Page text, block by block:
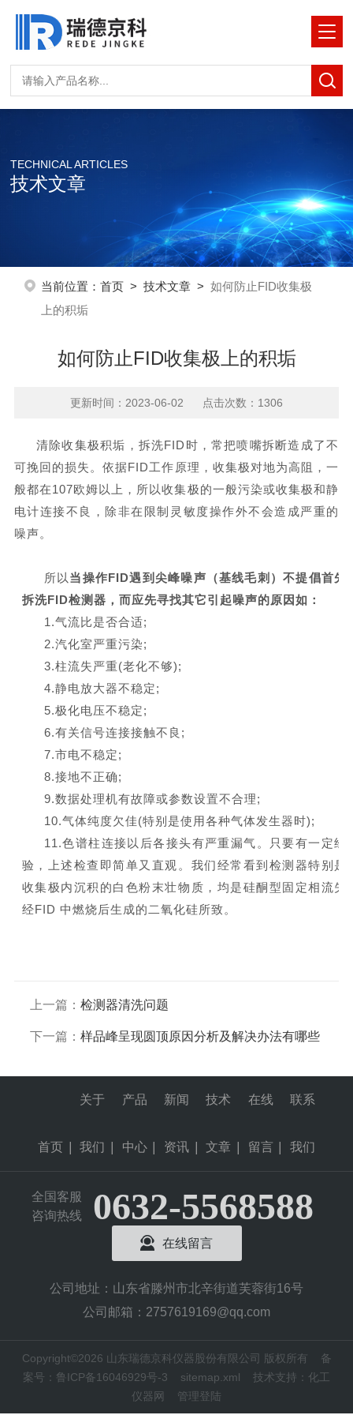
TECHNICAL ARTICLES
技术文章
当前位置： 首页> 技术文章> 如何防止FID收集极
上的积垢
如何防止FID收集极上的积垢
更新时间：2023-06-02 点击次数：1306
清除收集极积垢，拆洗FID时，常把喷嘴拆断造成了不
可挽回的损失。依据FID工作原理，收集极对地为高阻，一
般都在107欧姆以上，所以收集极的一般污染或收集极和静
电计连接不良，除非在限制灵敏度操作外不会造成严重的
噪声。
所以 当操作FID遇到尖峰噪声（基线毛刺）不提倡首先
拆洗FID检测器，而应先寻找其它引起噪声的原因如：
1.气流比是否合适;
2.汽化室严重污染;
3.柱流失严重(老化不够);
4.静电放大器不稳定;
5.极化电压不稳定;
6.有关信号连接接触不良;
7.市电不稳定;
8.接地不正确;
9.数据处理机有故障或参数设置不合理;
10.气体纯度欠佳(特别是使用各种气体发生器时);
11.色谱柱连接以后各接头有严重漏气。只要有一定经
验，上述检查即简单又直观。我们经常看到检测器特别是
收集极内沉积的白色粉末壮物质，均是硅酮型固定相流失
经FID 中燃烧后生成的二氧化硅所致。
上一篇： 检测器清洗问题
下一篇： 样品峰呈现圆顶原因分析及解决办法有哪些
首页
关于
我们
产品
中心
新闻
资讯
技术
文章
在线
留言
联系
我们
全国客服
咨询热线
0632-5568588
在线留言
公司地址：山东省滕州市北辛街道芙蓉街16号
公司邮箱：2757619169@qq.com
Copyright©2026 山东瑞德京科仪器股份有限公司 版权所有 备
案号：鲁ICP备16046929号-3
sitemap.xml 技术支持： 化工
仪器网
管理登陆